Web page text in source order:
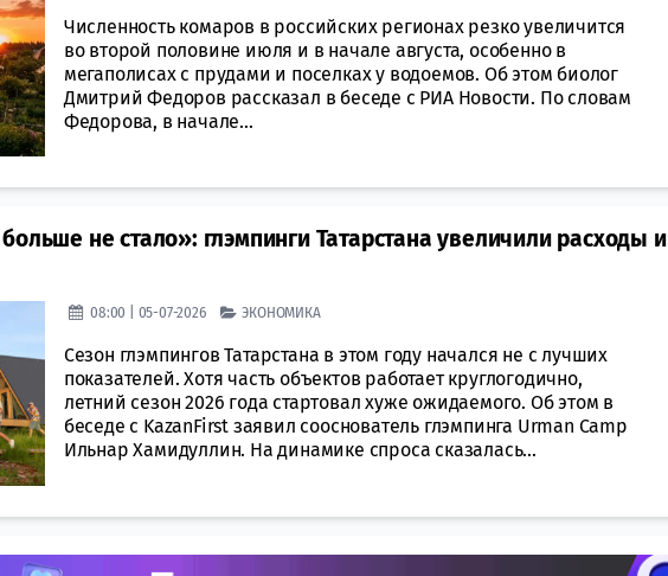
Численность комаров в российских регионах резко увеличится
во второй половине июля и в начале августа, особенно в
мегаполисах с прудами и поселках у водоемов. Об этом биолог
Дмитрий Федоров рассказал в беседе с РИА Новости. По словам
Федорова, в начале...
не стало»: глэмпинги Татарстана увеличили расходы и
08:00 | 05-07-2026 ЭКОНОМИКА
Сезон глэмпингов Татарстана в этом году начался не с лучших
показателей. Хотя часть объектов работает круглогодично,
летний сезон 2026 года стартовал хуже ожидаемого. Об этом в
беседе с KazanFirst заявил сооснователь глэмпинга Urman Camp
Ильнар Хамидуллин. На динамике спроса сказалась...